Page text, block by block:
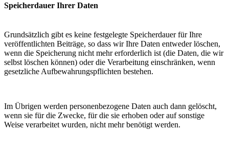
Speicherdauer Ihrer Daten
Grundsätzlich gibt es keine festgelegte Speicherdauer für Ihre
veröffentlichten Beiträge, so dass wir Ihre Daten entweder löschen,
wenn die Speicherung nicht mehr erforderlich ist (die Daten, die wir
selbst löschen können) oder die Verarbeitung einschränken, wenn
gesetzliche Aufbewahrungspflichten bestehen.
Im Übrigen werden personenbezogene Daten auch dann gelöscht,
wenn sie für die Zwecke, für die sie erhoben oder auf sonstige
Weise verarbeitet wurden, nicht mehr benötigt werden.